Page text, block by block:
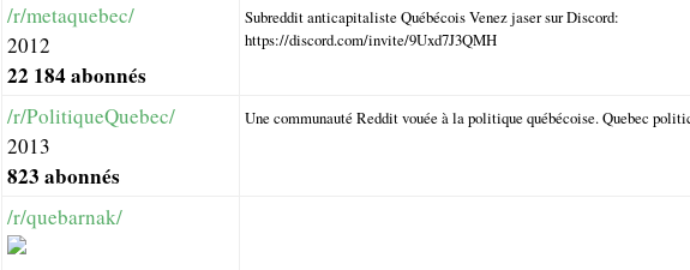
/r/metaquebec/
2012
22 184 abonnés
Subreddit anticapitaliste Québécois Venez jaser sur Discord:
https://discord.com/invite/9Uxd7J3QMH
/r/PolitiqueQuebec/
2013
823 abonnés
Une communauté Reddit vouée à la politique québécoise. Quebec
/r/quebarnak/